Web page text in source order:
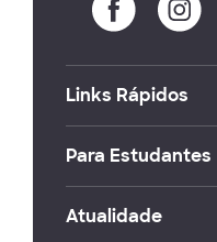
Links Rápidos
Para Estudantes
Atualidade